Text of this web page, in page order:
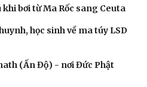
giữa những hoài nghi
mới đối phó với Trung